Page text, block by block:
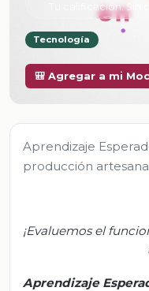
Tu calificación:Sin
Tecnología
🎒 Agregar a mi
Aprendizaje
producción
¡Evaluemos el
Aprendizaje